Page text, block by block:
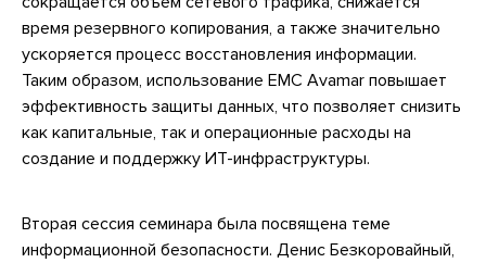
время резервного копирования, а также значительно
ускоряется процесс восстановления информации.
Таким образом, использование EMC Avamar повышает
эффективность защиты данных, что позволяет снизить
как капитальные, так и операционные расходы на
создание и поддержку ИТ-инфраструктуры.
Вторая сессия семинара была посвящена теме
информационной безопасности. Денис Безкоровайный,